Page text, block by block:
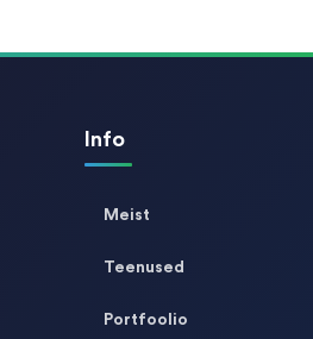
Info
Meist
Teenused
Portfoolio